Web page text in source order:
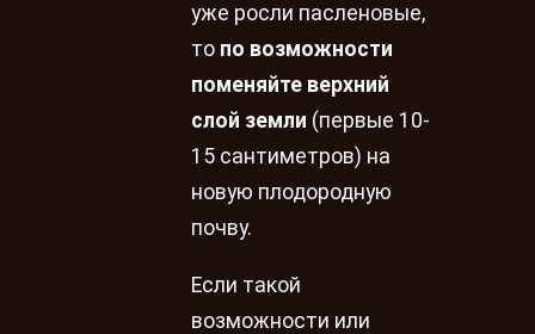
уже росли пасленовые,
то по возможности
поменяйте верхний
слой земли (первые 10-
15 сантиметров) на
новую плодородную
почву.
Если такой
возможности или